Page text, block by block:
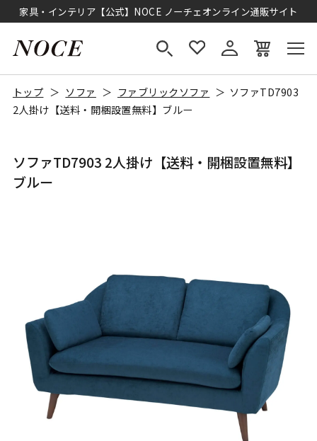
家具・インテリア【公式】NOCE ノーチェオンライン通販サイト
トップ ソファ ファブリックソファ
ソファTD7903
2人掛け【送料・開梱設置無料】ブルー
ソファTD7903 2人掛け【送料・開梱設置無料】
ブルー